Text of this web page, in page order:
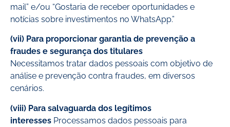
mail” e/ou “Gostaria de receber oportunidades e
notícias sobre investimentos no WhatsApp.”
(vii) Para proporcionar garantia de prevenção a
fraudes e segurança dos titulares
Necessitamos tratar dados pessoais com objetivo de
análise e prevenção contra fraudes, em diversos
cenários.
(viii) Para salvaguarda dos legítimos
interesses Processamos dados pessoais para